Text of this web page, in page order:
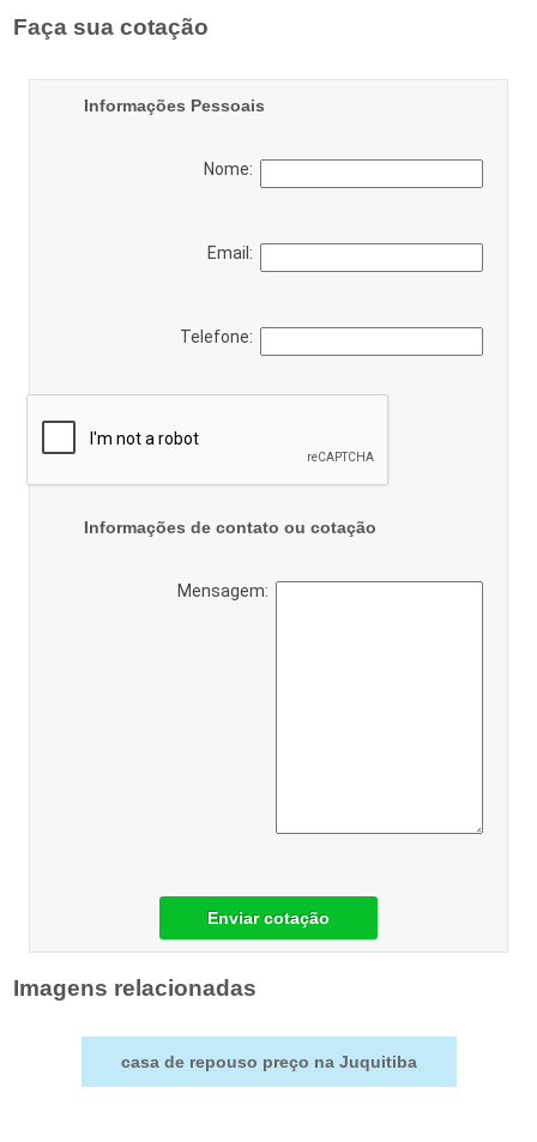
Faça sua cotação
Informações Pessoais
Nome:
Email:
Telefone:
Informações de contato ou cotação
Mensagem:
Enviar cotação
Imagens relacionadas
casa de repouso preço na Juquitiba